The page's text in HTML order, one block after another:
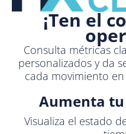
¡Ten el
Consulta métricas
personalizados y da
cada movimiento
Aumenta
Visualiza el estado